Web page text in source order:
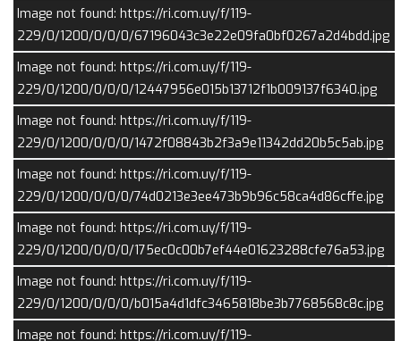
Image not found: https://ri.com.uy/f/119-
229/0/1200/0/0/0/67196043c3e22e09fa0bf0267a2d4bdd.jpg
Image not found: https://ri.com.uy/f/119-
229/0/1200/0/0/0/12447956e015b13712f1b009137f6340.jpg
Image not found: https://ri.com.uy/f/119-
229/0/1200/0/0/0/1472f08843b2f3a9e11342dd20b5c5ab.jpg
Image not found: https://ri.com.uy/f/119-
229/0/1200/0/0/0/74d0213e3ee473b9b96c58ca4d86cffe.jpg
Image not found: https://ri.com.uy/f/119-
229/0/1200/0/0/0/175ec0c00b7ef44e01623288cfe76a53.jpg
Image not found: https://ri.com.uy/f/119-
229/0/1200/0/0/0/b015a4d1dfc3465818be3b7768568c8c.jpg
Image not found: https://ri.com.uy/f/119-